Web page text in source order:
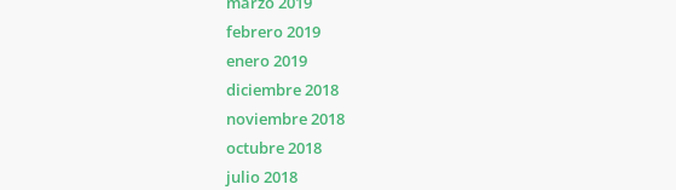
febrero 2019
enero 2019
diciembre 2018
noviembre 2018
octubre 2018
julio 2018